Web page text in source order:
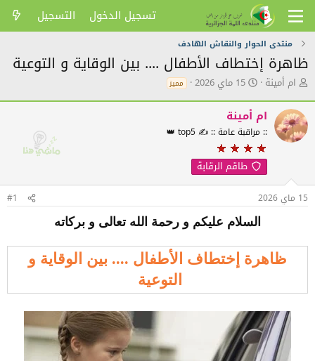
تسجيل الدخول التسجيل
منتدى الحوار والنقاش الهادف
ظاهرة إختطاف الأطفال .... بين الوقاية و التوعية
ك
ت
ب
ا
ل
ض
و
ع
ام أمينة ت
ر
ي
خ
ا
ل
ن
ش
15 ماي 2026 مميز
ام أمينة
:: مراقبة عامة :: ✍️ top5 👑
طاقم الرقابة
15 ماي 2026 #1
السلام عليكم و رحمة الله تعالى و بركاته
ظاهرة إختطاف الأطفال .... بين الوقاية و
التوعية